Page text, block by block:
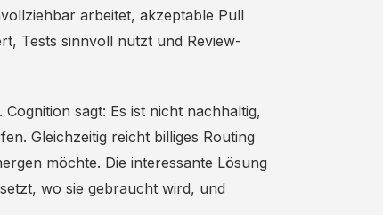
arbeitet, akzeptable Pull
Tests sinnvoll nutzt und Review-
sagt: Es ist nicht nachhaltig,
Gleichzeitig reicht billiges Routing
möchte. Die interessante Lösung
wo sie gebraucht wird, und